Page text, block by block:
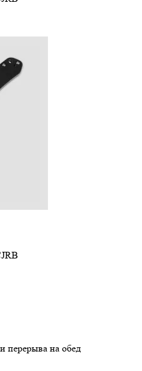
перерыва на обед